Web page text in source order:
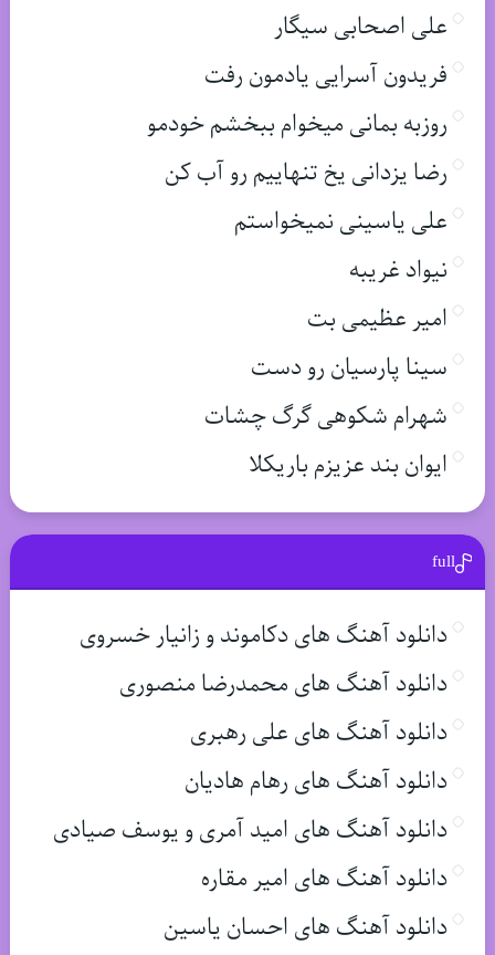
علی اصحابی سیگار
فریدون آسرایی یادمون رفت
روزبه بمانی میخوام ببخشم خودمو
رضا یزدانی یخ تنهاییم رو آب کن
علی یاسینی نمیخواستم
نیواد غریبه
امیر عظیمی بت
سینا پارسیان رو دست
شهرام شکوهی گرگ چشات
ایوان بند عزیزم باریکلا
full
دانلود آهنگ های دکاموند و زانیار خسروی
دانلود آهنگ های محمدرضا منصوری
دانلود آهنگ های علی رهبری
دانلود آهنگ های رهام هادیان
دانلود آهنگ های امید آمری و یوسف صیادی
دانلود آهنگ های امیر مقاره
دانلود آهنگ های احسان یاسین